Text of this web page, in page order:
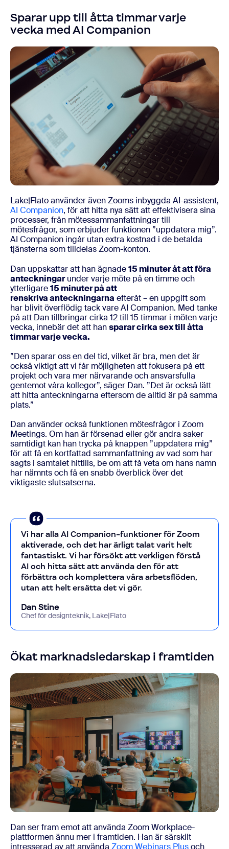
Sparar upp till åtta timmar varje
vecka med AI Companion
Lake|Flato använder även Zooms inbyggda AI-assistent,
AI Companion, för att hitta nya sätt att effektivisera sina
processer, från mötessammanfattningar till
mötesfrågor, som erbjuder funktionen ”uppdatera mig”.
AI Companion ingår utan extra kostnad i de betalda
tjänsterna som tilldelas Zoom-konton.
Dan uppskattar att han ägnade15 minuter åt att föra
anteckningarunder varje möte på en timme och
ytterligare15 minuter på att
renskriva anteckningarna efteråt – en uppgift som
har blivit överflödig tack vare AI Companion. Med tanke
på att Dan tillbringar cirka 12 till 15 timmar i möten varje
vecka, innebär det att hansparar cirka sex till åtta
timmar varje vecka.
”Den sparar oss en del tid, vilket är bra, men det är
också viktigt att vi får möjligheten att fokusera på ett
projekt och vara mer närvarande och ansvarsfulla
gentemot våra kollegor”, säger Dan. ”Det är också lätt
att hitta anteckningarna eftersom de alltid är på samma
plats.”
Dan använder också funktionen mötesfrågor i Zoom
Meetings. Om han är försenad eller gör andra saker
samtidigt kan han trycka på knappen ”uppdatera mig”
för att få en kortfattad sammanfattning av vad som har
sagts i samtalet hittills, be om att få veta om hans namn
har nämnts och få en snabb överblick över det
viktigaste slutsatserna.
Vi har alla AI Companion-funktioner för Zoom
aktiverade, och det har ärligt talat varit helt
fantastiskt. Vi har försökt att verkligen förstå
AI och hitta sätt att använda den för att
förbättra och komplettera våra arbetsflöden,
utan att helt ersätta det vi gör.
Dan Stine
Chef för designteknik, Lake|Flato
Ökat marknadsledarskap i framtiden
Dan ser fram emot att använda Zoom Workplace-
plattformen ännu mer i framtiden. Han är särskilt
intresserad av att använda Zoom Webinars Plusoch